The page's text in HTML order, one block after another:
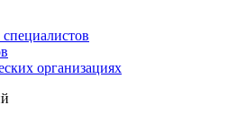
организациях